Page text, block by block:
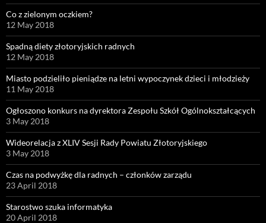
Co z zielonym oczkiem?
12 May 2018
Spadną diety złotoryjskich radnych
12 May 2018
Miasto podzieliło pieniądze na letni wypoczynek dzieci i młodzieży
11 May 2018
Ogłoszono konkurs na dyrektora Zespołu Szkół Ogólnokształcących
3 May 2018
Wideorelacja z XLIV Sesji Rady Powiatu Złotoryjskiego
3 May 2018
Czas na podwyżkę dla radnych – członków zarządu
23 April 2018
Starostwo szuka informatyka
20 April 2018